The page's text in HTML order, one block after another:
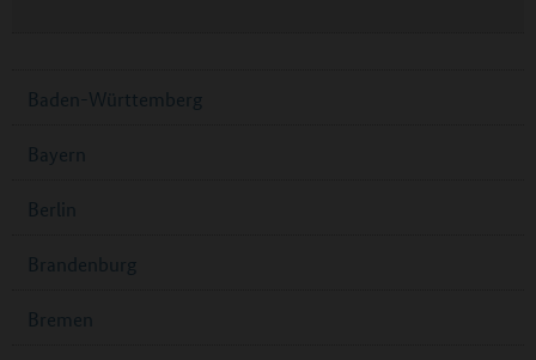
Baden-Württemberg
Bayern
Berlin
Brandenburg
Bremen